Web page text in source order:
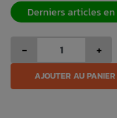
Derniers articles
- +
AJOUTER AU PANIER